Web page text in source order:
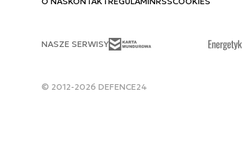
NASZE SERWISY
© 2012-2026 DEFENCE24